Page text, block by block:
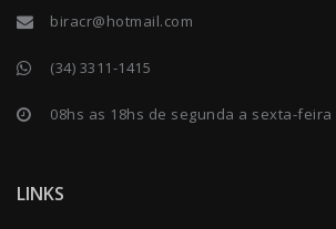
biracr@hotmail.com
(34) 3311-1415
08hs as 18hs de segunda a sexta-feira
LINKS